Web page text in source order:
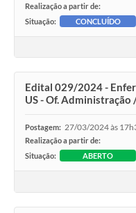
Realização a partir de:
Situação:
CONCLUÍDO
Edital 029/2024 -
US - Of.
Postagem: 27/03/2024 às
Realização a partir de:
Situação:
ABERTO